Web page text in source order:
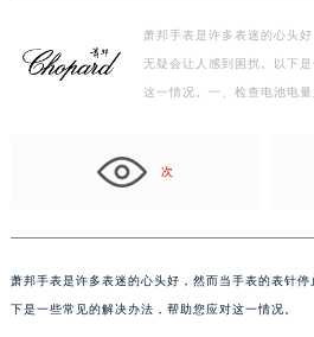
萧邦手表是许多表迷的心头
无疑会让人感到困扰。以下
这一情况。一、检查电池电
次
萧邦手表是许多表迷的心头好，然而当手表的表针
下是一些常见的解决办法，帮助您应对这一情况。